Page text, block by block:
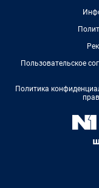
Пользовательское
Политика